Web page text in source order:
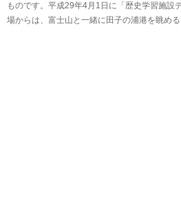
ものです。平成29年4月1日に「歴史学習施設
場からは、富士山と一緒に田子の浦港を眺め